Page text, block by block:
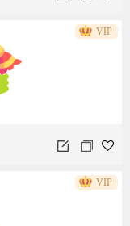
VIP
VIP